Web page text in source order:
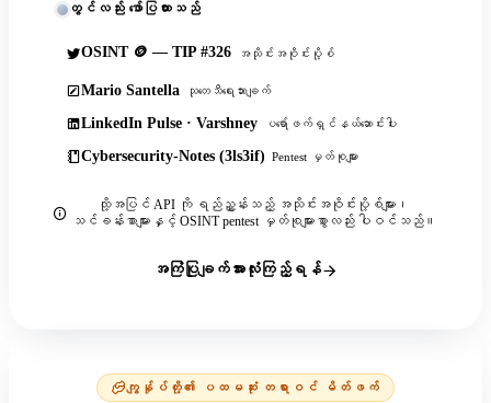
တွင်လည်း ဖော်ပြထားသည်
OSINT 🪙 — TIP #326 အသိုင်းအဝိုင်းပို့စ်
Mario Santella သုတေသီရေးသားချက်
LinkedIn Pulse · Varshney ပရော်ဖက်ရှင်နယ်ဆောင်းပါး
Cybersecurity-Notes (3ls3if) Pentest မှတ်စုများ
ထို့အပြင် API ကို ရည်ညွှန်းသည့် အသိုင်းအဝိုင်းပို့စ်များ၊
သင်ခန်းစာများနှင့် OSINT pentest မှတ်စုများစွာလည်း ပါဝင်သည်။
အကြံပြုချက်အားလုံးကြည့်ရန်
ကျွန်ုပ်တို့၏ ပထမဆုံး တရားဝင် မိတ်ဖက်